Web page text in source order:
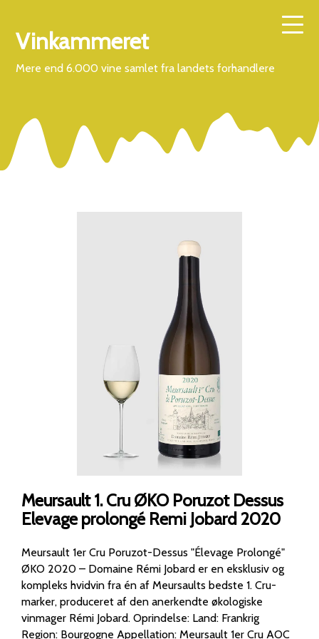
Vinkammeret
Mere end 6.000 vine samlet fra landets forhandlere
Meursault 1. Cru ØKO Poruzot Dessus
Elevage prolongé Remi Jobard 2020
Meursault 1er Cru Poruzot-Dessus "Élevage Prolongé"
ØKO 2020 – Domaine Rémi Jobard er en eksklusiv og
kompleks hvidvin fra én af Meursaults bedste 1. Cru-
marker, produceret af den anerkendte økologiske
vinmager Rémi Jobard. Oprindelse: Land: Frankrig
Region: Bourgogne Appellation: Meursault 1er Cru AOC